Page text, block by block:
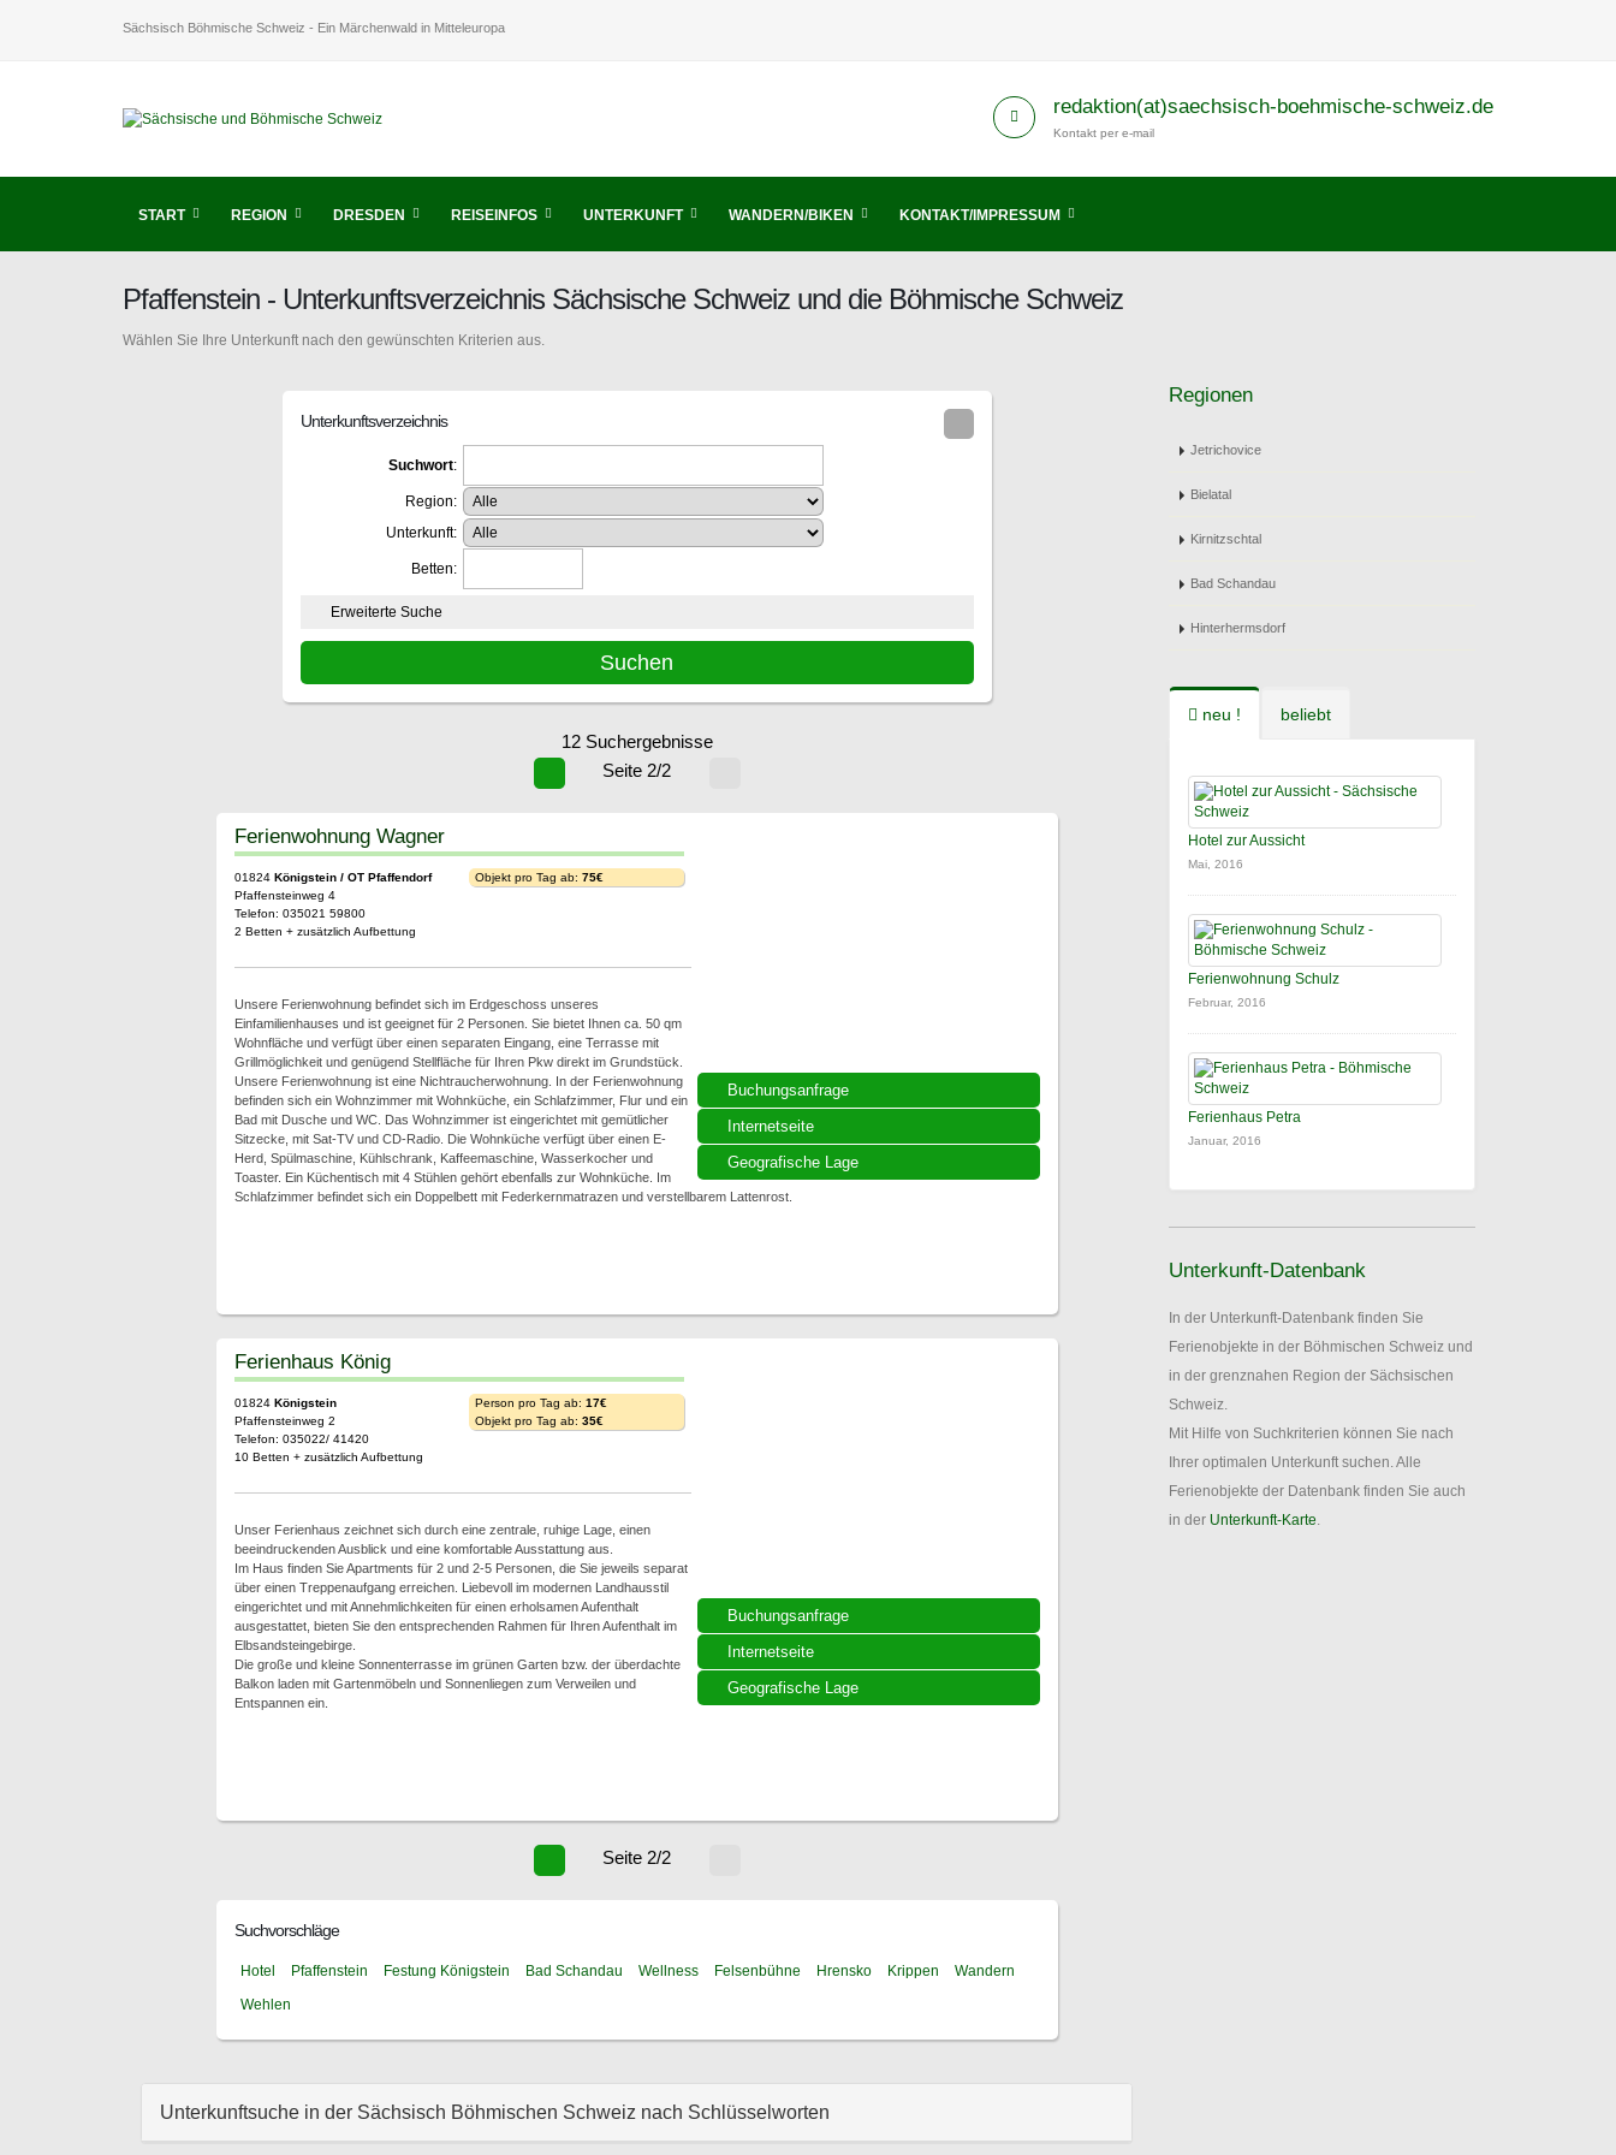
Sächsisch Böhmische Schweiz - Ein Märchenwald in Mitteleuropa
redaktion(at)saechsisch-boehmische-schweiz.de
Kontakt per e-mail
START REGION DRESDEN REISEINFOS UNTERKUNFT WANDERN/BIKEN KONTAKT/IMPRESSUM
Pfaffenstein - Unterkunftsverzeichnis Sächsische Schweiz und die Böhmische Schweiz
Wählen Sie Ihre Unterkunft nach den gewünschten Kriterien aus.
Unterkunftsverzeichnis
Suchwort:
Region:
Unterkunft:
Betten:
Erweiterte Suche
12 Suchergebnisse
Seite 2/2
Buchungsanfrage
Internetseite
Geografische Lage
Ferienwohnung Wagner
01824 Königstein / OT Pfaffendorf
Pfaffensteinweg 4
Telefon: 035021 59800
2 Betten + zusätzlich Aufbettung
Objekt pro Tag ab: 75€
Unsere Ferienwohnung befindet sich im Erdgeschoss unseres
Einfamilienhauses und ist geeignet für 2 Personen. Sie bietet Ihnen ca. 50 qm
Wohnfläche und verfügt über einen separaten Eingang, eine Terrasse mit
Grillmöglichkeit und genügend Stellfläche für Ihren Pkw direkt im Grundstück.
Unsere Ferienwohnung ist eine Nichtraucherwohnung. In der Ferienwohnung
befinden sich ein Wohnzimmer mit Wohnküche, ein Schlafzimmer, Flur und ein
Bad mit Dusche und WC. Das Wohnzimmer ist eingerichtet mit gemütlicher
Sitzecke, mit Sat-TV und CD-Radio. Die Wohnküche verfügt über einen E-
Herd, Spülmaschine, Kühlschrank, Kaffeemaschine, Wasserkocher und
Toaster. Ein Küchentisch mit 4 Stühlen gehört ebenfalls zur Wohnküche. Im
Schlafzimmer befindet sich ein Doppelbett mit Federkernmatrazen und verstellbarem Lattenrost.
Buchungsanfrage
Internetseite
Geografische Lage
Ferienhaus König
01824 Königstein
Pfaffensteinweg 2
Telefon: 035022/ 41420
10 Betten + zusätzlich Aufbettung
Person pro Tag ab: 17€
Objekt pro Tag ab: 35€
Unser Ferienhaus zeichnet sich durch eine zentrale, ruhige Lage, einen
beeindruckenden Ausblick und eine komfortable Ausstattung aus.
Im Haus finden Sie Apartments für 2 und 2-5 Personen, die Sie jeweils separat
über einen Treppenaufgang erreichen. Liebevoll im modernen Landhausstil
eingerichtet und mit Annehmlichkeiten für einen erholsamen Aufenthalt
ausgestattet, bieten Sie den entsprechenden Rahmen für Ihren Aufenthalt im
Elbsandsteingebirge.
Die große und kleine Sonnenterrasse im grünen Garten bzw. der überdachte
Balkon laden mit Gartenmöbeln und Sonnenliegen zum Verweilen und
Entspannen ein.
Seite 2/2
Suchvorschläge
Hotel Pfaffenstein Festung Königstein Bad Schandau Wellness Felsenbühne Hrensko Krippen
Wandern
Wehlen
Unterkunftsuche in der Sächsisch Böhmischen Schweiz nach Schlüsselworten
Regionen
Jetrichovice
Bielatal
Kirnitzschtal
Bad Schandau
Hinterhermsdorf
neu ! beliebt
Hotel zur Aussicht
Mai, 2016
Ferienwohnung Schulz
Februar, 2016
Ferienhaus Petra
Januar, 2016
Unterkunft-Datenbank
In der Unterkunft-Datenbank finden Sie
Ferienobjekte in der Böhmischen Schweiz und
in der grenznahen Region der Sächsischen
Schweiz.
Mit Hilfe von Suchkriterien können Sie nach
Ihrer optimalen Unterkunft suchen. Alle
Ferienobjekte der Datenbank finden Sie auch
in der Unterkunft-Karte.